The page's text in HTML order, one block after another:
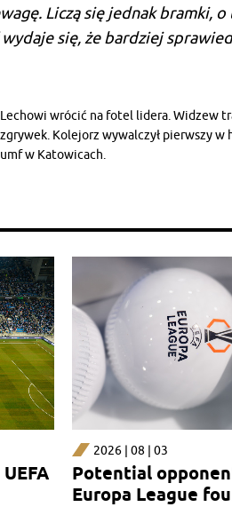
Liczą się jednak bramki,
się, że bardziej
wrócić na fotel lidera. Widzew
Kolejorz wywalczył pierwszy
w Katowicach.
2026 | 08 | 03
Potential
Europa League